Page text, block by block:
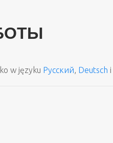
w języku Русский, Deutsch i